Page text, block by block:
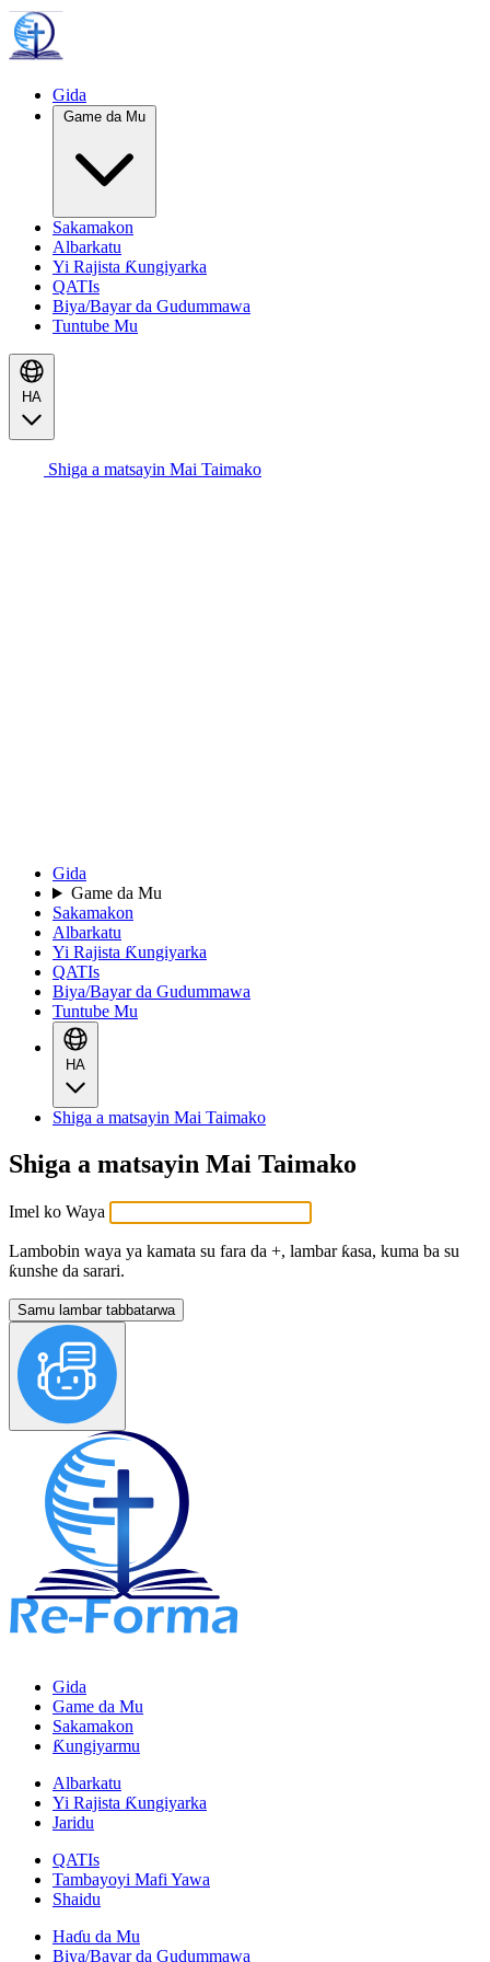
Gida
Game da Mu
Sakamakon
Albarkatu
Yi Rajista Ƙungiyarka
QATIs
Biya/Bayar da Gudummawa
Tuntube Mu
HA
Shiga a matsayin Mai Taimako
Gida
Game da Mu
Sakamakon
Albarkatu
Yi Rajista Ƙungiyarka
QATIs
Biya/Bayar da Gudummawa
Tuntube Mu
HA
Shiga a matsayin Mai Taimako
Shiga a matsayin Mai Taimako
Imel ko Waya
Lambobin waya ya kamata su fara da +, lambar ƙasa, kuma ba su
ƙunshe da sarari.
Samu lambar tabbatarwa
Gida
Game da Mu
Sakamakon
Ƙungiyarmu
Albarkatu
Yi Rajista Ƙungiyarka
Jaridu
QATIs
Tambayoyi Mafi Yawa
Shaidu
Haɗu da Mu
Biya/Bayar da Gudummawa